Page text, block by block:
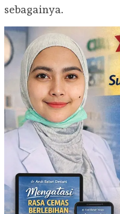
sebagainya.